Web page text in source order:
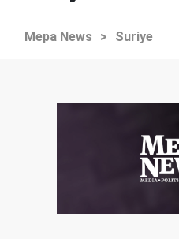
Mepa News > Suriye